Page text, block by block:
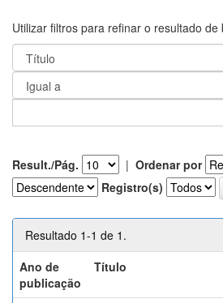
Utilizar filtros para refinar o resultado de
Result./Pág. | Ordenar por
Registro(s)
Resultado 1-1 de 1.
Ano de
publicação
Título